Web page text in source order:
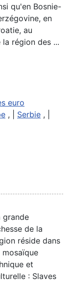
qu'en Bosnie-
en
au
région des ...
euro
, | Serbie , |
grande
de la
réside dans
mosaïque
et
: Slaves